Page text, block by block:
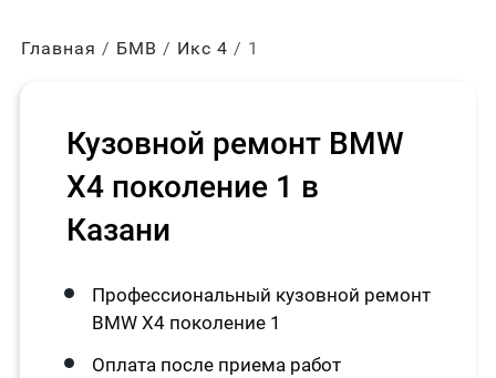
Главная БМВ Икс 4 1
Кузовной ремонт BMW
X4 поколение 1 в
Казани
Профессиональный кузовной ремонт
BMW X4 поколение 1
Оплата после приема работ